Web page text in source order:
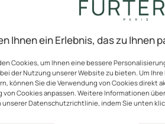
Ihnen ein Erlebnis, das zu Ihnen
Cookies, um Ihnen eine bessere
der Nutzung unserer Website zu bieten. Um
können Sie die Verwendung von Cookies direkt
von Cookies anpassen. Weitere Informationen
unserer Datenschutzrichtlinie, indem Sie unten